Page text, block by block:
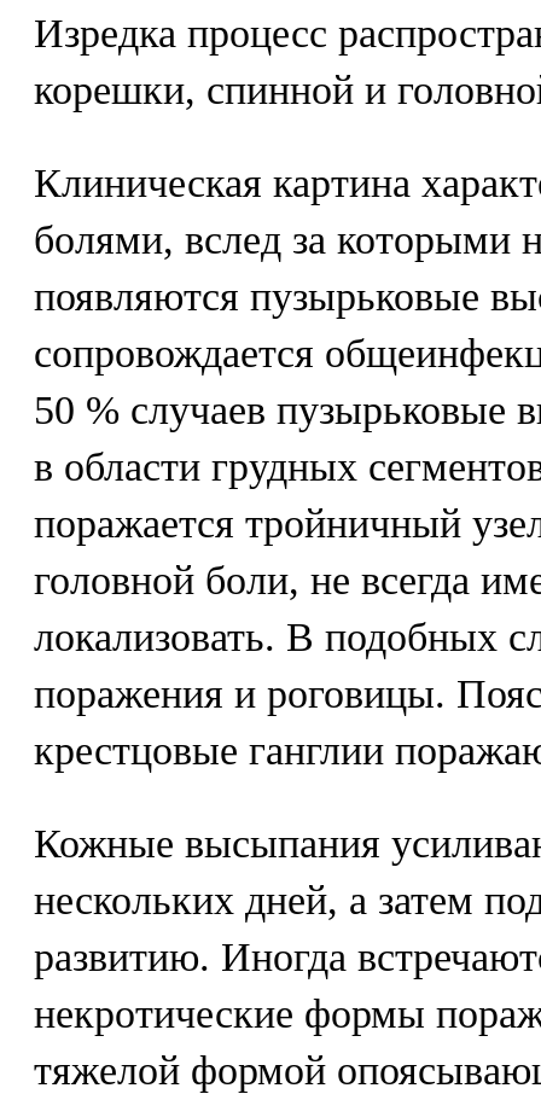
Изредка процесс
корешки, спинной и
Клиническая картина
болями, вслед за которыми
появляются пузырьковые
сопровождается
50 % случаев пузырьковые
в области грудных
поражается тройничный
головной боли, не всегда
локализовать. В подобных
поражения и роговицы.
крестцовые ганглии
Кожные высыпания
нескольких дней, а затем
развитию. Иногда
некротические формы
тяжелой формой